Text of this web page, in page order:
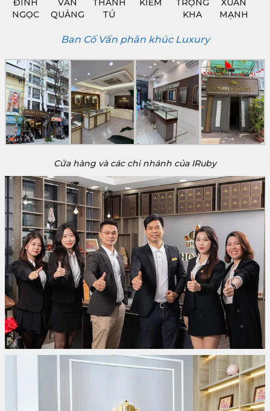
ĐÌNH
NGỌC
VĂN
QUẢNG
THANH
TÚ
KIẾM
TRỌNG
KHA
XUÂN
MẠNH
Ban Cố Vấn phân khúc Luxury
Cửa hàng và các chi nhánh của IRuby